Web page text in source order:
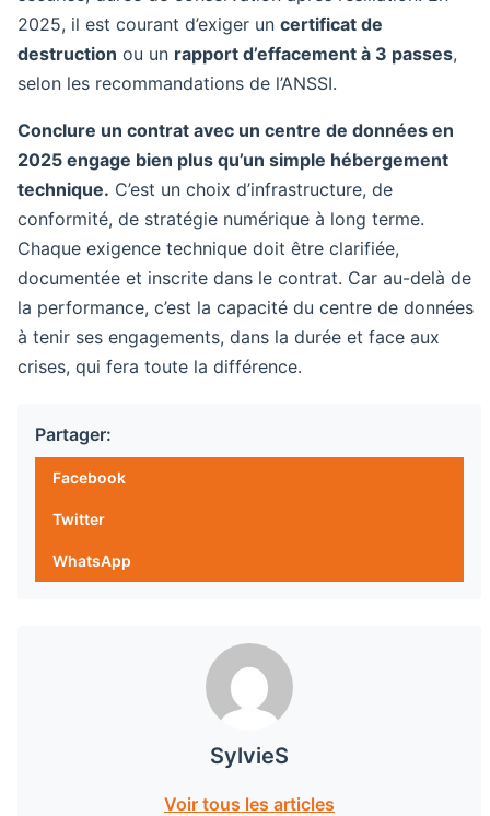
2025, il est courant d’exiger un certificat de
destruction ou un rapport d’effacement à 3 passes,
selon les recommandations de l’ANSSI.
Conclure un contrat avec un centre de données en
2025 engage bien plus qu’un simple hébergement
technique. C’est un choix d’infrastructure, de
conformité, de stratégie numérique à long terme.
Chaque exigence technique doit être clarifiée,
documentée et inscrite dans le contrat. Car au-delà de
la performance, c’est la capacité du centre de données
à tenir ses engagements, dans la durée et face aux
crises, qui fera toute la différence.
Partager:
Facebook
Twitter
WhatsApp
SylvieS
Voir tous les articles